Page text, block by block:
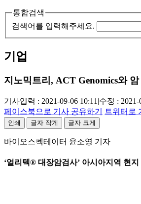
통합검색
검색어를 입력해주세요.
기업
지노믹트리, ACT Genomics와
기사입력 : 2021-09-06 10:11 |수정 : 2021-
페이스북으로 기사 공유하기
트위터로
인쇄 글자 작게 글자 크게
바이오스펙테이터 윤소영 기자
‘얼리텍® 대장암검사’ 아시아지역 현